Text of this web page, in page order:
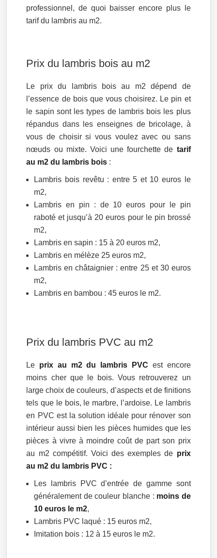
professionnel, de quoi baisser encore plus le
tarif du lambris au m2.
Prix du lambris bois au m2
Le prix du lambris bois au m2 dépend de
l’essence de bois que vous choisirez. Le pin et
le sapin sont les types de lambris bois les plus
répandus dans les enseignes de bricolage, à
vous de choisir si vous voulez avec ou sans
nœuds ou mixte. Voici une fourchette de tarif
au m2 du lambris bois :
Lambris bois revêtu : entre 5 et 10 euros le
m2,
Lambris en pin : de 10 euros pour le pin
raboté et jusqu’à 20 euros pour le pin brossé
m2,
Lambris en sapin : 15 à 20 euros m2,
Lambris en mélèze 25 euros m2,
Lambris en châtaignier : entre 25 et 30 euros
m2,
Lambris en bambou : 45 euros le m2.
Prix du lambris PVC au m2
Le prix au m2 du lambris PVC est encore
moins cher que le bois. Vous retrouverez un
large choix de couleurs, d’aspects et de finitions
tels que le bois, le marbre, l’ardoise. Le lambris
en PVC est la solution idéale pour rénover son
intérieur aussi bien les pièces humides que les
pièces à vivre à moindre coût de part son prix
au m2 compétitif. Voici des exemples de prix
au m2 du lambris PVC :
Les lambris PVC d’entrée de gamme sont
généralement de couleur blanche : moins de
10 euros le m2,
Lambris PVC laqué : 15 euros m2,
Imitation bois : 12 à 15 euros le m2.